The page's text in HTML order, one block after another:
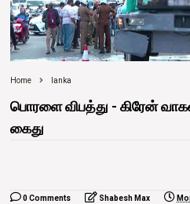
Home lanka
பொரளை விபத்து - கிரேன்
கைது
0 Comments Shabesh Max